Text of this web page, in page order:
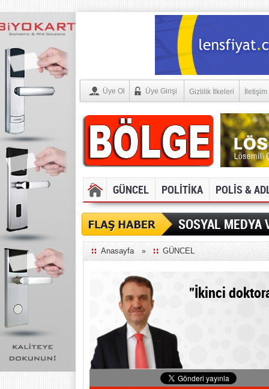
Üye Ol Üye Girişi Gizlilik İlkeleri İletişim
GÜNCEL POLİTİKA POLİS &
SOSYAL MEDYA
Anasayfa » GÜNCEL
”İkinci